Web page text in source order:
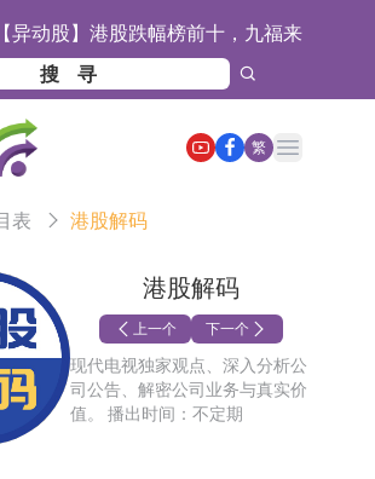
【异动股】港股跌幅榜前十，九福来
(08611.HK)跌21.43%，天瑞汽车内饰
跌18.44%
【异动股】港股涨幅榜前十，佳明集
控股(01271.HK)涨+78.22%，拿森
技(02261.HK)涨+64.11%
迪克：公司为国内折叠屏核心功能
料供应商
瑞医药：公司已在中国获批上市26
1类创新药、6款2类新药
辰股份：公司VPD芯片已顺利通过
标客户的测试认证
期所：7月份对11个实际控制关系
户组采取限制开仓的监管措施
发服务：成功中标哔哩哔哩上海滨
总部物业服务项目
太股份：公司是零跑汽车和
Stellantis集团的供应商
理工雷科面向边缘AI场景推出"山
繁
Open main menu
表 港股解码
港股解码
上一个 下一个
现代电视独家观点、深入分析公
司公告、解密公司业务与真实价
值。 播出时间：不定期